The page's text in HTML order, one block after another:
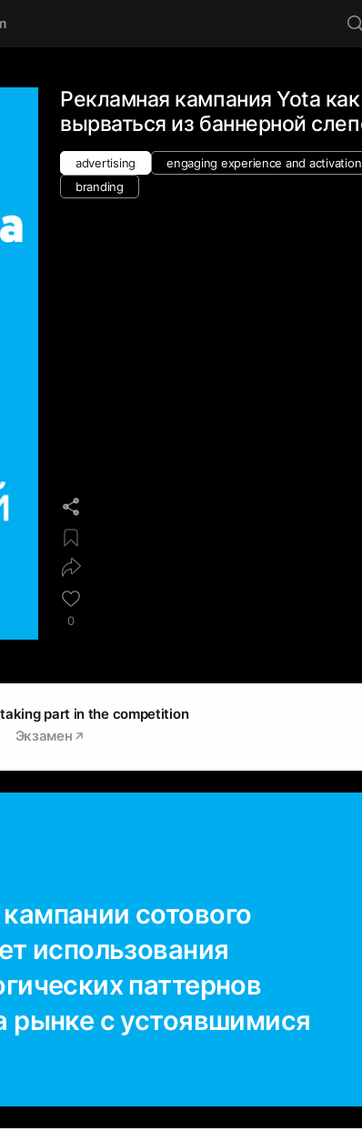
Рекламная кампания Yota
вырваться из баннерной
advertising
engaging experience and activation
branding
0
part in the competition
Экзамен
сотового
использования
паттернов
рынке с устоявшимися